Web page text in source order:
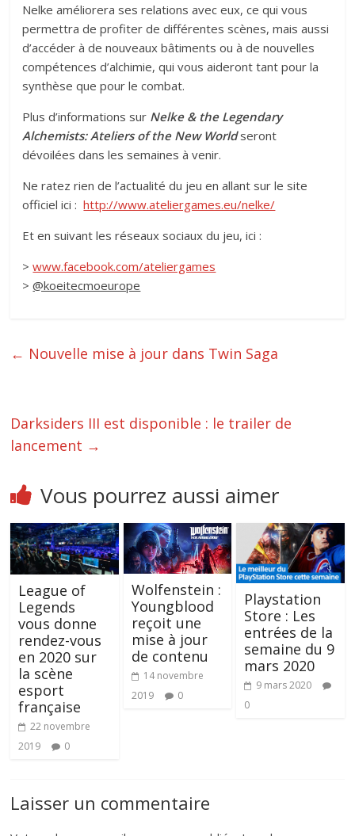
Nelke améliorera ses relations avec eux, ce qui vous
permettra de profiter de différentes scènes, mais aussi
d’accéder à de nouveaux bâtiments ou à de nouvelles
compétences d’alchimie, qui vous aideront tant pour la
synthèse que pour le combat.
Plus d’informations sur Nelke & the Legendary
Alchemists: Ateliers of the New Worldseront
dévoilées dans les semaines à venir.
Ne ratez rien de l’actualité du jeu en allant sur le site
officiel ici :http://www.ateliergames.eu/nelke/
Et en suivant les réseaux sociaux du jeu, ici :
>www.facebook.com/ateliergames
>@koeitecmoeurope
← Nouvelle mise à jour dans Twin Saga
Darksiders III est disponible : le trailer de
lancement →
Vous pourrez aussi aimer
League of
Legends
vous donne
rendez-vous
en 2020 sur
la scène
esport
française
22 novembre
2019
0
Wolfenstein :
Youngblood
reçoit une
mise à jour
de contenu
14 novembre
2019
0
Playstation
Store : Les
entrées de la
semaine du 9
mars 2020
9 mars 2020
0
Laisser un commentaire